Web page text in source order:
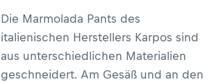
Die Marmolada Pants des
italienischen Herstellers Karpos sind
aus unterschiedlichen Materialien
geschneidert. Am Gesäß und an den